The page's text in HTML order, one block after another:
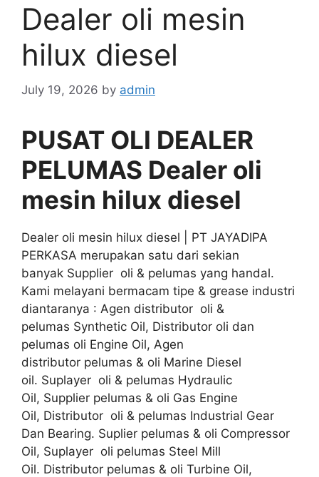
Dealer oli mesin
hilux diesel
July 19, 2026 by admin
PUSAT OLI DEALER
PELUMAS Dealer oli
mesin hilux diesel
Dealer oli mesin hilux diesel | PT JAYADIPA
PERKASA merupakan satu dari sekian
banyak Supplier oli & pelumas yang handal.
Kami melayani bermacam tipe & grease industri
diantaranya : Agen distributor oli &
pelumas Synthetic Oil, Distributor oli dan
pelumas oli Engine Oil, Agen
distributor pelumas & oli Marine Diesel
oil. Suplayer oli & pelumas Hydraulic
Oil, Supplier pelumas & oli Gas Engine
Oil, Distributor oli & pelumas Industrial Gear
Dan Bearing. Suplier pelumas & oli Compressor
Oil, Suplayer oli pelumas Steel Mill
Oil. Distributor pelumas & oli Turbine Oil,